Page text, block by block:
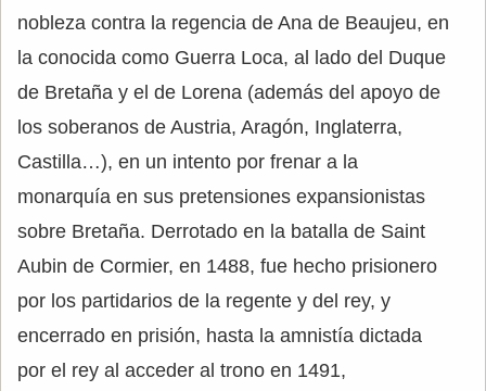
nobleza contra la regencia de Ana de Beaujeu, en
la conocida como Guerra Loca, al lado del Duque
de Bretaña y el de Lorena (además del apoyo de
los soberanos de Austria, Aragón, Inglaterra,
Castilla…), en un intento por frenar a la
monarquía en sus pretensiones expansionistas
sobre Bretaña. Derrotado en la batalla de Saint
Aubin de Cormier, en 1488, fue hecho prisionero
por los partidarios de la regente y del rey, y
encerrado en prisión, hasta la amnistía dictada
por el rey al acceder al trono en 1491,